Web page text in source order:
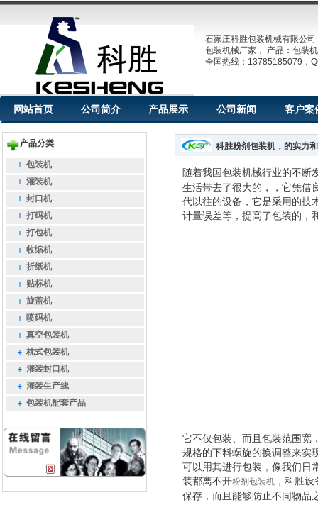
石家庄科胜包装机械有限公司
包装机械厂家， 产品：包装
全国热线：13785185079，
网站首页 公司简介 产品展示 公司新闻 客户案
产品分类
包装机
灌装机
封口机
打码机
打包机
收缩机
折纸机
贴标机
旋盖机
喷码机
真空包装机
枕式包装机
灌装封口机
灌装生产线
包装机配套产品
科胜粉剂包装机，的实力
随着我国包装机械行业的不断
生活带去了很大的，，它凭借
代以往的设备 ，它是采用的
计量误差等，提高了包装的，
它不仅包装、而且包装范围宽
规格的下料螺旋的换调整来实
可以用其进行包装，像我们日
装都离不开粉剂包装机 ，科胜
保存，而且能够防止不同物品